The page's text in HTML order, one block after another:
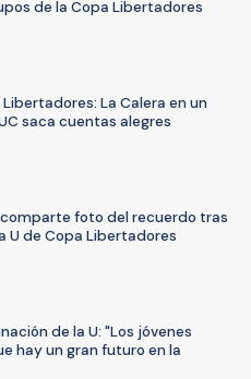
de la Copa Libertadores
La Calera en un
saca cuentas alegres
foto del recuerdo tras
U de Copa Libertadores
de la U: "Los jóvenes
hay un gran futuro en la